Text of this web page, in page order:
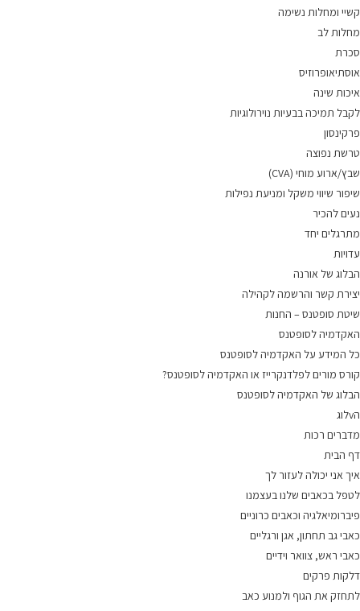
קשיי ומחלות נשימה
מחלות לב
סכרת
אוסתיאופרוזיס
איכות שינה
לקבל תמיכה בבעיות נוירולוגיות
פרקינסון
טרשת נפוצה
שבץ/ארוע מוחי (CVA)
שיפור שיווי משקל ומניעת נפילות
נעים להכיר
מתרגלים יחד
עדויות
הבלוג של אורנה
יצירת קשר והרשמה לקהילה
שיטת סופטנס – החנות
האקדמיה לסופטנס
כל המידע על האקדמיה לסופטנס
קורס מורים לפלדנקרייז או האקדמיה לסופטנס?
הבלוג של האקדמיה לסופטנס
הvלוג
מדברים רכות
דף הבית
איך אני יכולה לעזור לך
לטפל בכאבים שלנו בעצמנו
פיברומיאלגיה וכאבים כרוניים
כאבי גב תחתון, אגן ורגליים
כאבי ראש, צוואר וידיים
דלקות פרקים
לתחזק את הגוף ולמנוע כאב